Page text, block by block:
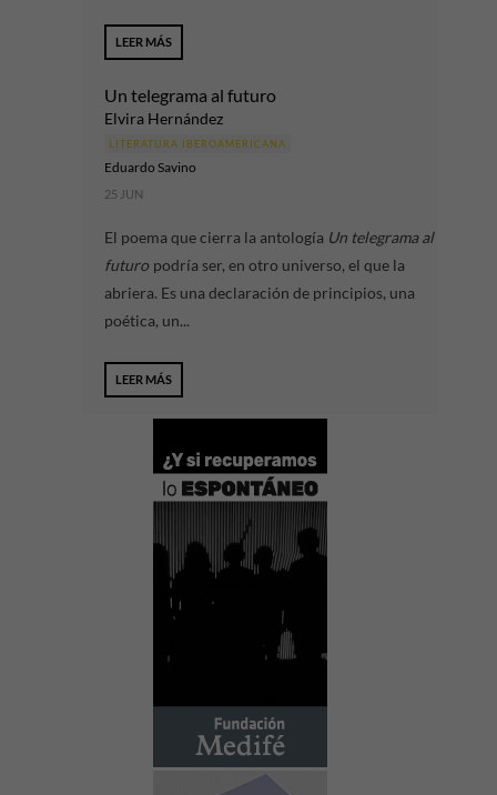
LEER MÁS
Un telegrama al futuro
Elvira Hernández
LITERATURA IBEROAMERICANA
Eduardo Savino
25 JUN
El poema que cierra la antología Un telegrama al
futuro podría ser, en otro universo, el que la
abriera. Es una declaración de principios, una
poética, un...
LEER MÁS